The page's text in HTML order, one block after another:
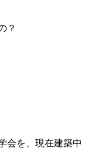
？
会を、現在建築中